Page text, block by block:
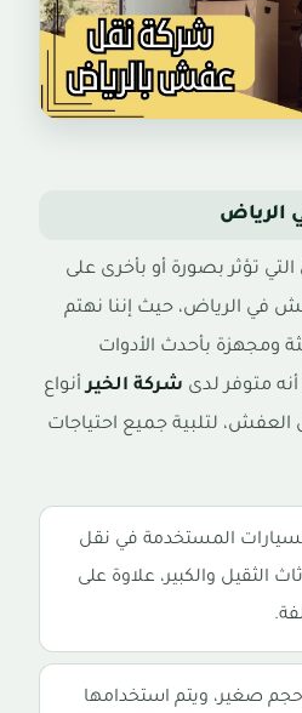
الرياض
تؤثر بصورة أو بأخرى على
في الرياض، حيث إننا نهتم
ومجهزة بأحدث الأدوات
متوفر لدى شركة الخيرأنواع
لتلبية جميع احتياجات
المستخدمة في نقل
الثقيل والكبير، علاوة على
صغير، ويتم استخدامها